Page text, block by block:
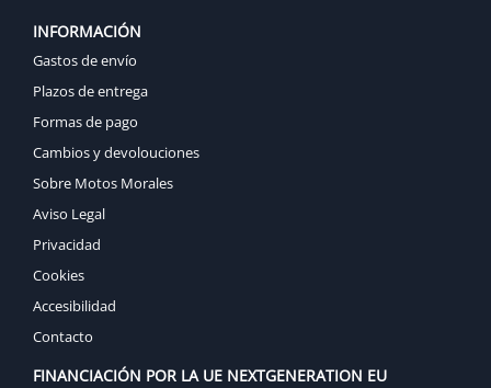
INFORMACIÓN
Gastos de envío
Plazos de entrega
Formas de pago
Cambios y devolouciones
Sobre Motos Morales
Aviso Legal
Privacidad
Cookies
Accesibilidad
Contacto
FINANCIACIÓN POR LA UE NEXTGENERATION EU